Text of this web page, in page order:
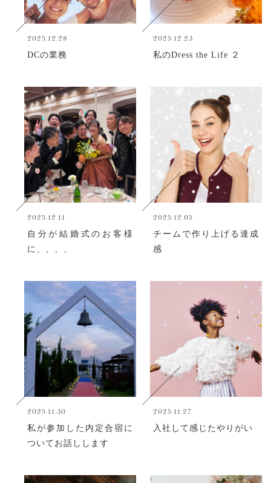
2025.12.28
DCの業務
2025.12.23
私のDress the Life ２
2025.12.11
自分が結婚式のお客様
に、、、、
2025.12.05
チームで作り上げる達成
感
2025.11.30
私が参加した内定合宿に
ついてお話しします
2025.11.27
入社して感じたやりがい